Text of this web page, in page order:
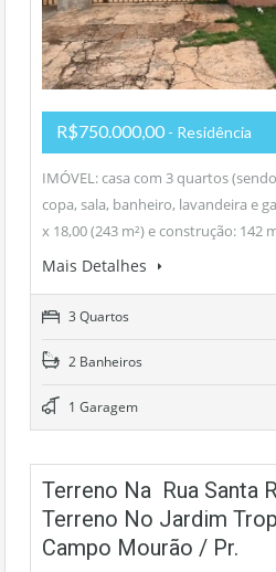
R$750.000,00 - Residência
IMÓVEL: casa com 3 quartos
copa, sala, banheiro, lavandeira e
x 18,00 (243 m²) e construção: 142
Mais Detalhes
3 Quartos
2 Banheiros
1 Garagem
Terreno Na Rua Santa
Terreno No Jardim
Campo Mourão / Pr.